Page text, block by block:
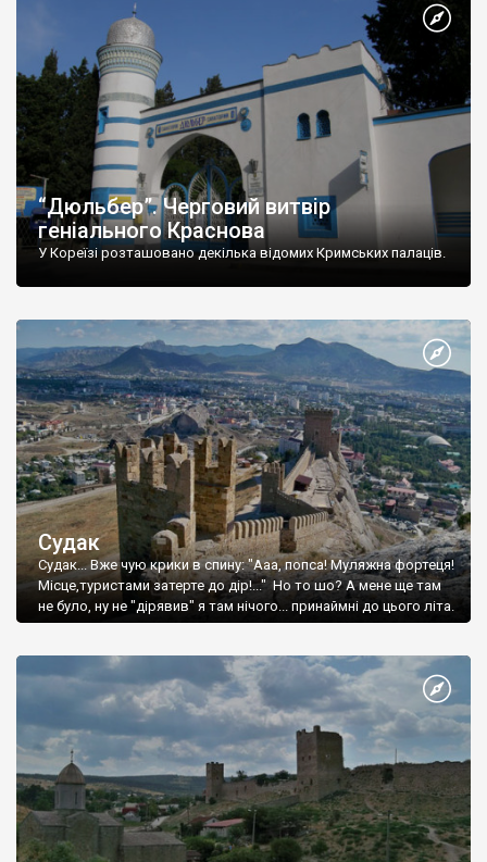
“Дюльбер”. Черговий витвір
геніального Краснова
У Кореїзі розташовано декілька відомих Кримських палаців.
Судак
Судак... Вже чую крики в спину: "Ааа, попса! Муляжна фортеця!
Місце,туристами затерте до дір!..." Но то шо? А мене ще там
не було, ну не "дірявив" я там нічого... принаймні до цього літа.